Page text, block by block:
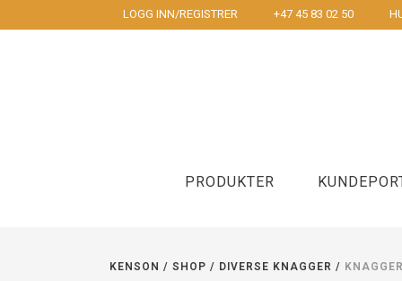
LOGG INN/REGISTRER +47 45 83 02 50
PRODUKTER
KENSON / SHOP / DIVERSE KNAGGER / KNAGGER